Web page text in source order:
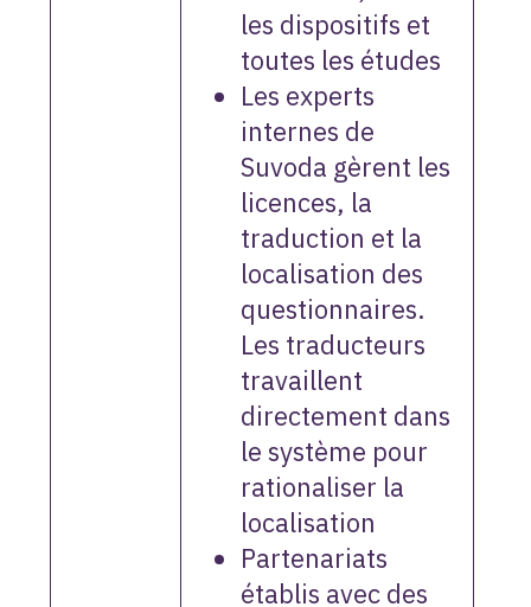
les dispositifs et
toutes les études
Les experts
internes de
Suvoda gèrent les
licences, la
traduction et la
localisation des
questionnaires.
Les traducteurs
travaillent
directement dans
le système pour
rationaliser la
localisation
Partenariats
établis avec des